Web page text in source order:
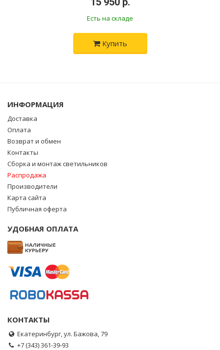
Есть на складе
Купить
ИНФОРМАЦИЯ
Доставка
Оплата
Возврат и обмен
Контакты
Сборка и монтаж светильников
Распродажа
Производители
Карта сайта
Публичная оферта
УДОБНАЯ ОПЛАТА
КОНТАКТЫ
Екатеринбург, ул. Бажова, 79
+7 (343) 361-39-93